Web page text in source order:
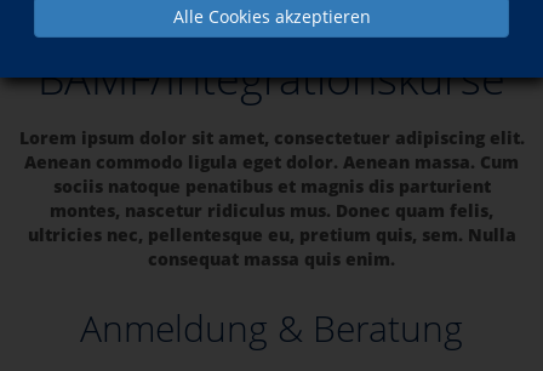
Alle Cookies akzeptieren
BAMF/Integrationskurse
Lorem ipsum dolor sit amet, consectetuer adipiscing elit.
Aenean commodo ligula eget dolor. Aenean massa. Cum
sociis natoque penatibus et magnis dis parturient
montes, nascetur ridiculus mus. Donec quam felis,
ultricies nec, pellentesque eu, pretium quis, sem. Nulla
consequat massa quis enim.
Anmeldung & Beratung